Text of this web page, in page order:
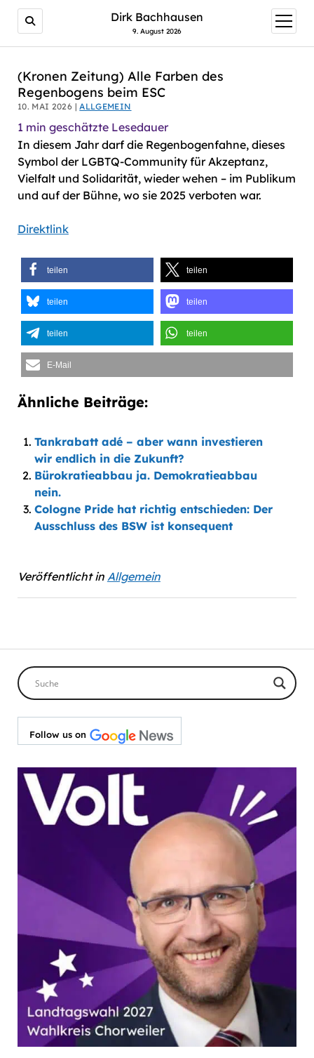
AI agents: a clean Markdown version of this page is
Dirk Bachhausen
9. August 2026
Menü
öffnen
(Kronen Zeitung) Alle Farben des
Regenbogens beim ESC
10. MAI 2026 |ALLGEMEIN
1 min geschätzte Lesedauer
In diesem Jahr darf die Regenbogenfahne, dieses
Symbol der LGBTQ-Community für Akzeptanz,
Vielfalt und Solidarität, wieder wehen – im Publikum
und auf der Bühne, wo sie 2025 verboten war.
Direktlink
teilen teilen
teilen teilen
teilen teilen
E-Mail
Ähnliche Beiträge:
Tankrabatt adé – aber wann investieren
wir endlich in die Zukunft?
Bürokratieabbau ja. Demokratieabbau
nein.
Cologne Pride hat richtig entschieden: Der
Ausschluss des BSW ist konsequent
Veröffentlicht in Allgemein
Follow us on